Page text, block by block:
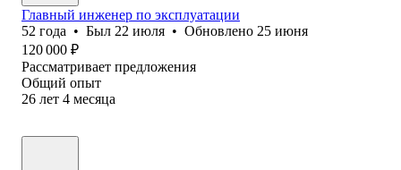
Главный инженер по эксплуатации
52 года • Был 22 июля • Обновлено 25 июня
120 000 ₽
Рассматривает предложения
Общий опыт
26 лет 4 месяца